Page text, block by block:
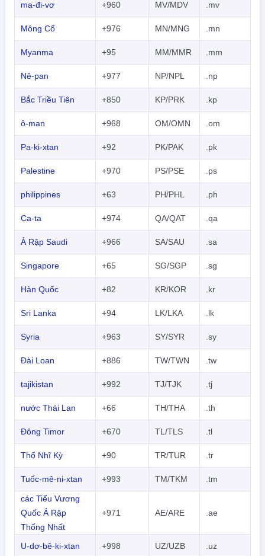
ma-đi-vơ +960 MV/MDV .mv
Mông Cổ +976 MN/MNG .mn
Myanma +95 MM/MMR .mm
Nê-pan +977 NP/NPL .np
Bắc Triều Tiên +850 KP/PRK .kp
ô-man +968 OM/OMN .om
Pa-ki-xtan +92 PK/PAK .pk
Palestine +970 PS/PSE .ps
philippines +63 PH/PHL .ph
Ca-ta +974 QA/QAT .qa
Ả Rập Saudi +966 SA/SAU .sa
Singapore +65 SG/SGP .sg
Hàn Quốc +82 KR/KOR .kr
Sri Lanka +94 LK/LKA .lk
Syria +963 SY/SYR .sy
Đài Loan +886 TW/TWN .tw
tajikistan +992 TJ/TJK .tj
nước Thái Lan +66 TH/THA .th
Đông Timor +670 TL/TLS .tl
Thổ Nhĩ Kỳ +90 TR/TUR .tr
Tuốc-mê-ni-xtan +993 TM/TKM .tm
các Tiểu Vương
Quốc Ả Rập
Thống Nhất
+971 AE/ARE .ae
U-dơ-bê-ki-xtan +998 UZ/UZB .uz